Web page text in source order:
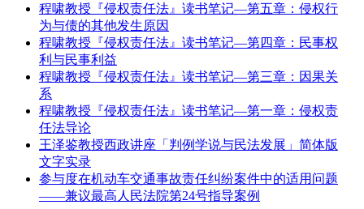
程啸教授『侵权责任法』读书笔记—第五章：侵权行
为与债的其他发生原因
程啸教授『侵权责任法』读书笔记—第四章：民事权
利与民事利益
程啸教授『侵权责任法』读书笔记—第三章：因果关
系
程啸教授『侵权责任法』读书笔记—第一章：侵权责
任法导论
王泽鉴教授西政讲座「判例学说与民法发展」简体版
文字实录
参与度在机动车交通事故责任纠纷案件中的适用问题
——兼议最高人民法院第24号指导案例